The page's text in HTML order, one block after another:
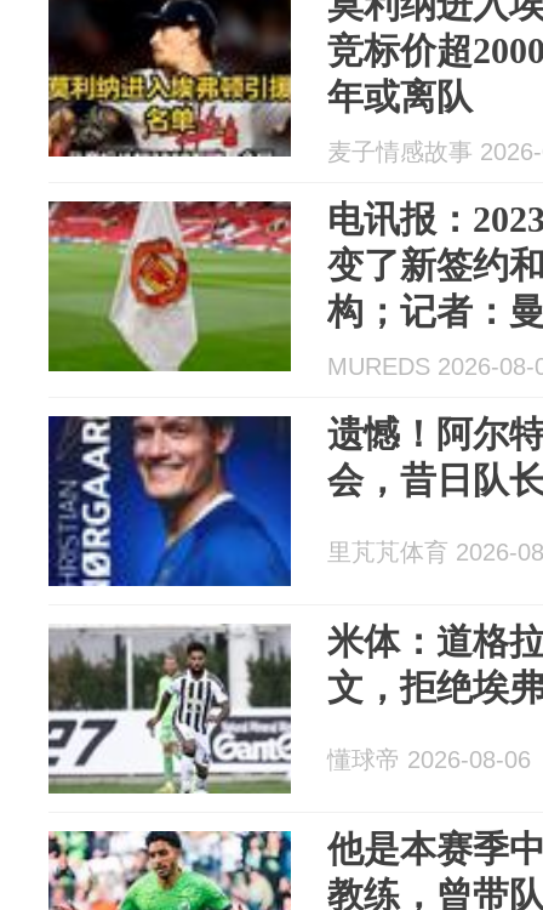
竞标价超
年或离队
麦子情感故事
电讯报：
变了新签约
构；记者：
引进德拉普
MUREDS 2026-08-
遗憾！阿尔
会，昔日队
里芃芃体育 2026-
米体：道格
文，拒绝埃
懂球帝 2026-08-06
他是本赛季
教练，曾带